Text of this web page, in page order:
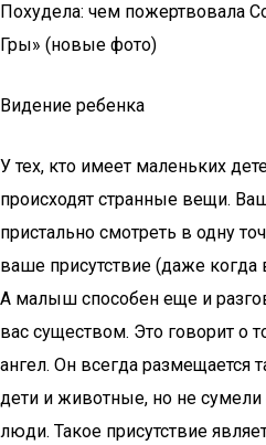
Похудела: чем пожертвовала
Гры» (новые фото)
Видение ребенка
У тех, кто имеет маленьких
происходят странные вещи.
пристально смотреть в одну
ваше присутствие (даже когда
А малыш способен еще и
вас существом. Это говорит о
ангел. Он всегда размещается
дети и животные, но не
люди. Такое присутствие